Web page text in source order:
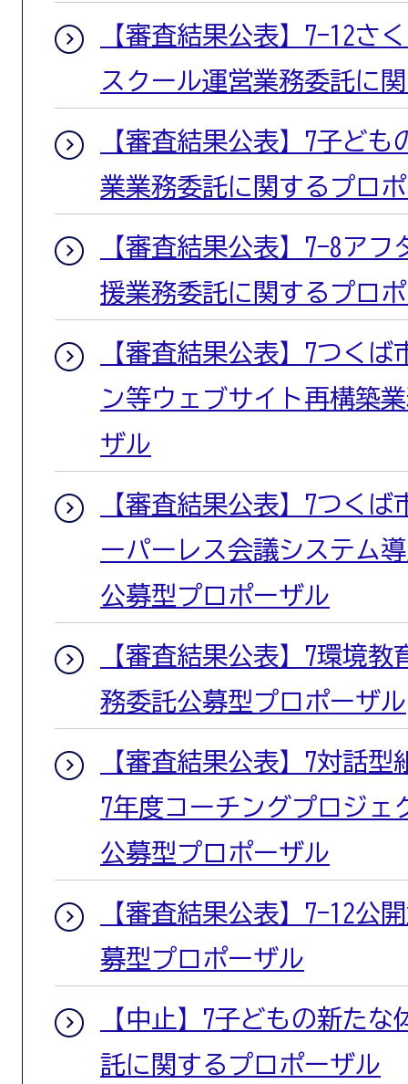
【審査結果公表】7-12さ
スクール運営業務委託に
【審査結果公表】7子ど
業業務委託に関するプロ
【審査結果公表】7-8ア
援業務委託に関するプロ
【審査結果公表】7つく
ン等ウェブサイト再構築
ザル
【審査結果公表】7つく
ーパーレス会議システム
公募型プロポーザル
【審査結果公表】7環境
務委託公募型プロポーザル
【審査結果公表】7対話
7年度コーチングプロジェ
公募型プロポーザル
【審査結果公表】7-12公
募型プロポーザル
【中止】7子どもの新た
託に関するプロポーザル